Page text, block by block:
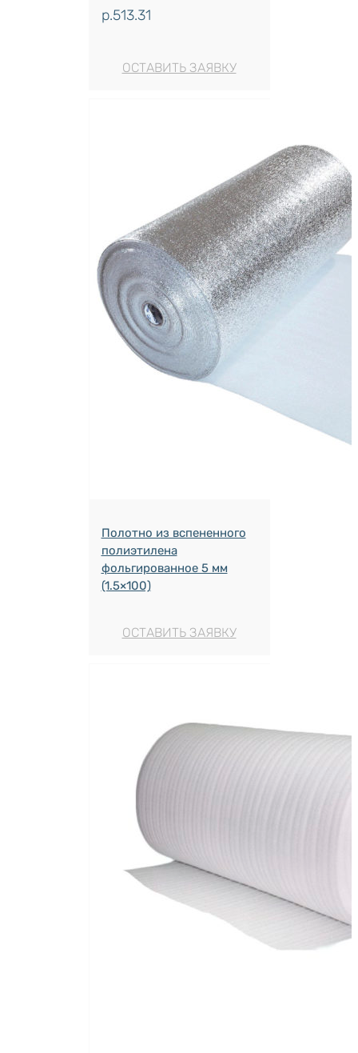
р.513.31
ОСТАВИТЬ ЗАЯВКУ
Полотно из вспененного
полиэтилена
фольгированное 5 мм
(1.5×100)
ОСТАВИТЬ ЗАЯВКУ